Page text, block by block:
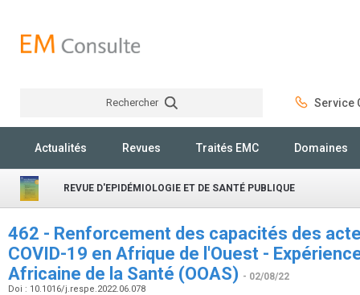
Rechercher Service
Actualités Revues Traités EMC Domaines
REVUE D'EPIDÉMIOLOGIE ET DE SANTÉ PUBLIQUE
462 - Renforcement des capacités des
COVID-19 en Afrique de l'Ouest -
Africaine de la Santé (OOAS) - 02/08/22
Doi : 10.1016/j.respe.2022.06.078